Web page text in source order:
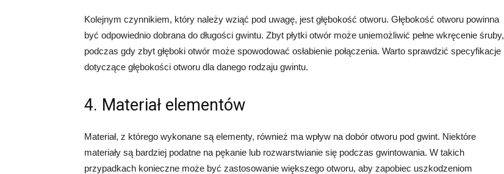
Kolejnym czynnikiem, który należy wziąć pod uwagę, jest głębokość otworu. Głębokość otworu powinna
być odpowiednio dobrana do długości gwintu. Zbyt płytki otwór może uniemożliwić pełne wkręcenie śruby,
podczas gdy zbyt głęboki otwór może spowodować osłabienie połączenia. Warto sprawdzić specyfikacje
dotyczące głębokości otworu dla danego rodzaju gwintu.
4. Materiał elementów
Materiał, z którego wykonane są elementy, również ma wpływ na dobór otworu pod gwint. Niektóre
materiały są bardziej podatne na pękanie lub rozwarstwianie się podczas gwintowania. W takich
przypadkach konieczne może być zastosowanie większego otworu, aby zapobiec uszkodzeniom